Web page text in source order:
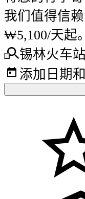
我们值得信
₩5,100/天起。
锡林火车站
添加日期